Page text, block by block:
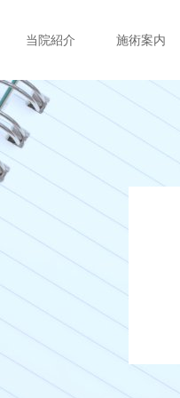
当院紹介 施術案内